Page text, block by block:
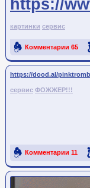
https://
картинки сервис
Комментарии 65
Ссылка на пост
https://dood.al/
сервис ФОЖЖЕР!!!
Комментарии 11
Ссылка на пост